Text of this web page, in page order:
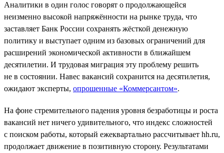
Аналитики в один голос говорят о продолжающейся
неизменно высокой напряжённости на рынке труда, что
заставляет Банк России сохранять жёсткой денежную
политику и выступает одним из базовых ограничений для
расширений экономической активности в ближайшем
десятилетии. И трудовая миграция эту проблему решить
не в состоянии. Навес вакансий сохранится на десятилетия,
ожидают эксперты, опрошенные «Коммерсантом».
На фоне стремительного падения уровня безработицы и роста
вакансий нет ничего удивительного, что индекс сложностей
с поиском работы, который ежеквартально рассчитывает hh.ru,
продолжает движение в позитивную сторону. Результатами